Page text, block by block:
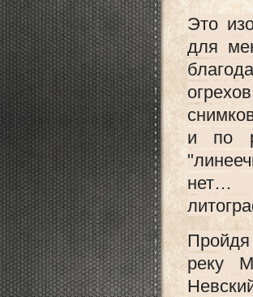
Это
для
и по
нет…
реку